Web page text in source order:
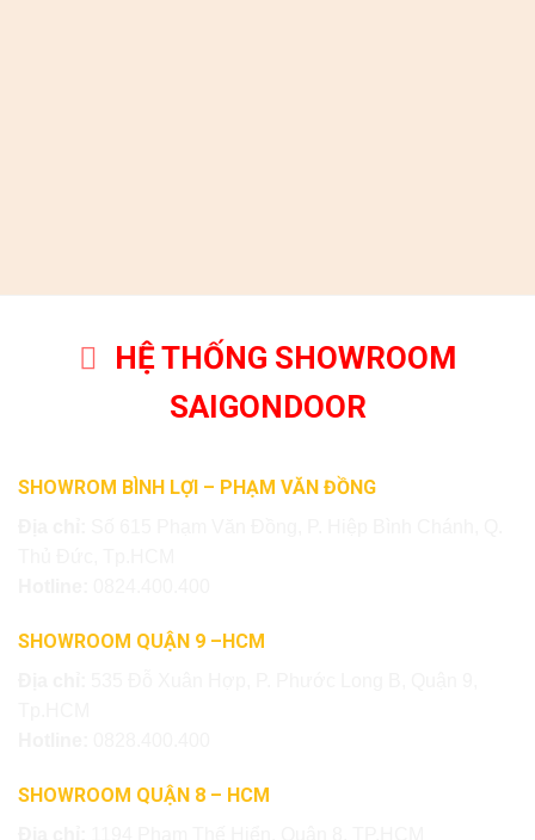
HỆ THỐNG SHOWROOM
SAIGONDOOR
SHOWROM BÌNH LỢI – PHẠM VĂN ĐỒNG
SHOWROOM QUẬN 9 –HCM
SHOWROOM QUẬN 8 – HCM